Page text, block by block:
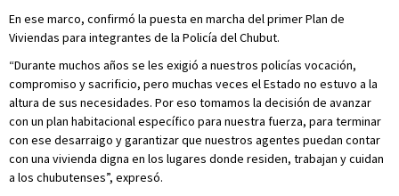
En ese marco, confirmó la puesta en marcha del primer Plan de
Viviendas para integrantes de la Policía del Chubut.
“Durante muchos años se les exigió a nuestros policías vocación,
compromiso y sacrificio, pero muchas veces el Estado no estuvo a la
altura de sus necesidades. Por eso tomamos la decisión de avanzar
con un plan habitacional específico para nuestra fuerza, para terminar
con ese desarraigo y garantizar que nuestros agentes puedan contar
con una vivienda digna en los lugares donde residen, trabajan y cuidan
a los chubutenses”, expresó.